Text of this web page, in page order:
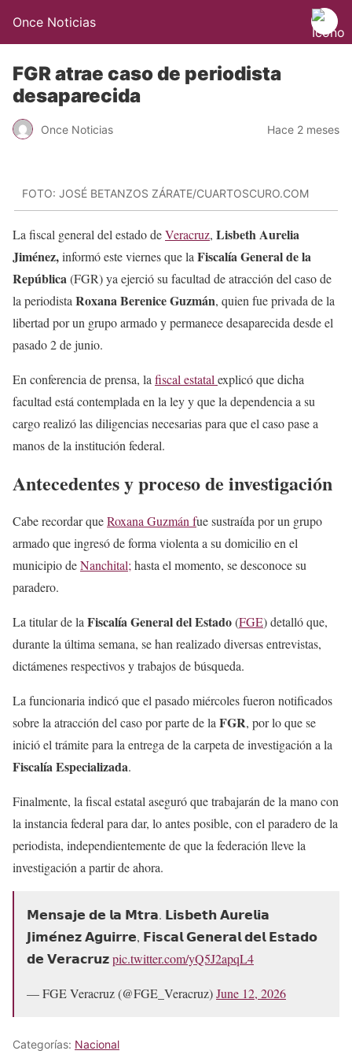
Once Noticias
FGR atrae caso de periodista
desaparecida
Once Noticias Hace 2 meses
FOTO: JOSÉ BETANZOS ZÁRATE/CUARTOSCURO.COM
La fiscal general del estado deVeracruz, Lisbeth Aurelia
Jiménez,informó este viernes que la Fiscalía General de la
República(FGR) ya ejerció su facultad de atracción del caso de
la periodista Roxana Berenice Guzmán, quien fue privada de la
libertad por un grupo armado y permanece desaparecida desde el
pasado 2 de junio.
En conferencia de prensa, la fiscal estatal explicó que dicha
facultad está contemplada en la ley y que la dependencia a su
cargo realizó las diligencias necesarias para que el caso pase a
manos de la institución federal.
Antecedentes y proceso de investigación
Cabe recordar queRoxana Guzmán fue sustraída por un grupo
armado que ingresó de forma violenta a su domicilio en el
municipio deNanchital; hasta el momento, se desconoce su
paradero.
La titular de la Fiscalía General del Estado(FGE) detalló que,
durante la última semana, se han realizado diversas entrevistas,
dictámenes respectivos y trabajos de búsqueda.
La funcionaria indicó que el pasado miércoles fueron notificados
sobre la atracción del caso por parte de la FGR, por lo que se
inició el trámite para la entrega de la carpeta de investigación a la
Fiscalía Especializada.
Finalmente, la fiscal estatal aseguró que trabajarán de la mano con
la instancia federal para dar, lo antes posible, con el paradero de la
periodista, independientemente de que la federación lleve la
investigación a partir de ahora.
𝗠𝗲𝗻𝘀𝗮𝗷𝗲 𝗱𝗲 𝗹𝗮 𝗠𝘁𝗿𝗮. 𝗟𝗶𝘀𝗯𝗲𝘁𝗵 𝗔𝘂𝗿𝗲𝗹𝗶𝗮
𝗝𝗶𝗺𝗲́𝗻𝗲𝘇 𝗔𝗴𝘂𝗶𝗿𝗿𝗲, 𝗙𝗶𝘀𝗰𝗮𝗹 𝗚𝗲𝗻𝗲𝗿𝗮𝗹 𝗱𝗲𝗹 𝗘𝘀𝘁𝗮𝗱𝗼
𝗱𝗲 𝗩𝗲𝗿𝗮𝗰𝗿𝘂𝘇pic.twitter.com/yQ5J2apqL4
— FGE Veracruz (@FGE_Veracruz)June 12, 2026
Categorías: Nacional